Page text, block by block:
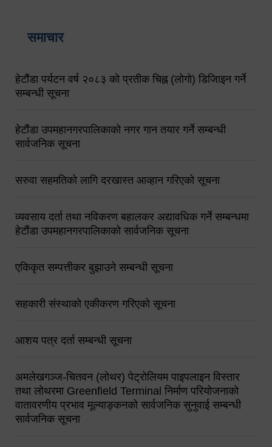
समाचार
हेटौंडा पर्यटन वर्ष २०८३ को प्रतीक चिह्न (लोगो) डिजिाइन गर्ने
सम्बन्धी सूचना
हेटौंडा उपमहानगरपालिकाको नगर गान तयार गर्ने सम्बन्धी
सार्वजनिक सूचना
सरुवा सहमतिको लागि दरखास्त आव्हान गरिएको सूचना
व्यवसाय दर्ता तथा नविकरण बहालकर अद्यावधिक गर्ने सम्बन्धमा
हेटौंडा उपमहानगरपालिकाको सार्वजनिक सूचना
एकिकृत सम्पत्तीकर बुझाउने सम्बन्धी सूचना
सहकारी संस्थाको एकीकरण गरिएको सूचना
आशय पत्र दर्ता सम्बन्धी सूचना
अमलेखगञ्ज-चितवन (लोथर) पेट्रोलियम पाइपलाइन विस्तार
तथा लोथरमा Greenfield Terminal निर्माण परियोजनाको
वातावरणीय प्रभाव मूल्याङ्कनको सार्वजनिक सुनुवाई सम्बन्धी
सार्वजनिक सूचना